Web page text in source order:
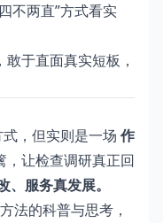
不两直”方式看实
于直面真实短板，
，但实则是一场 作
，让检查调研真正回
服务真发展。
法的科普与思考，